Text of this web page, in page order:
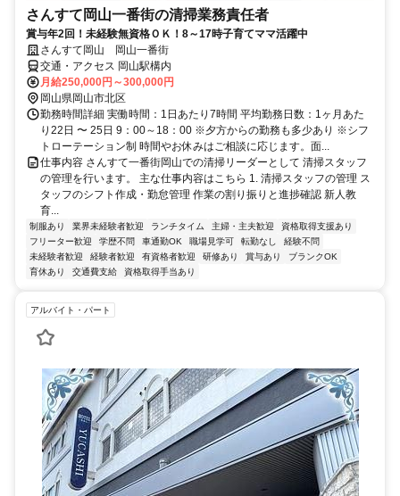
さんすて岡山一番街の清掃業務責任者
賞与年2回！未経験無資格ＯＫ！8～17時子育てママ活躍中
さんすて岡山 岡山一番街
交通・アクセス 岡山駅構内
月給250,000円～300,000円
岡山県岡山市北区
勤務時間詳細 実働時間：1日あたり7時間 平均勤務日数：1ヶ月あた
り22日 〜 25日 9：00～18：00 ※夕方からの勤務も多少あり ※シフ
トローテーション制 時間やお休みはご相談に応じます。面...
仕事内容 さんすて一番街岡山での清掃リーダーとして 清掃スタッフ
の管理を行います。 主な仕事内容はこちら 1. 清掃スタッフの管理 ス
タッフのシフト作成・勤怠管理 作業の割り振りと進捗確認 新人教
育...
制服あり 業界未経験者歓迎 ランチタイム 主婦・主夫歓迎
資格取得支援あり
フリーター歓迎
学歴不問 車通勤OK 職場見学可 転勤なし
経験不問
未経験者歓迎
経験者歓迎 有資格者歓迎 研修あり 賞与あり
ブランクOK
育休あり
交通費支給 資格取得手当あり
アルバイト・パート